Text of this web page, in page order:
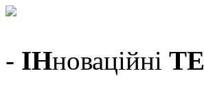
- ІНноваційні ТЕ